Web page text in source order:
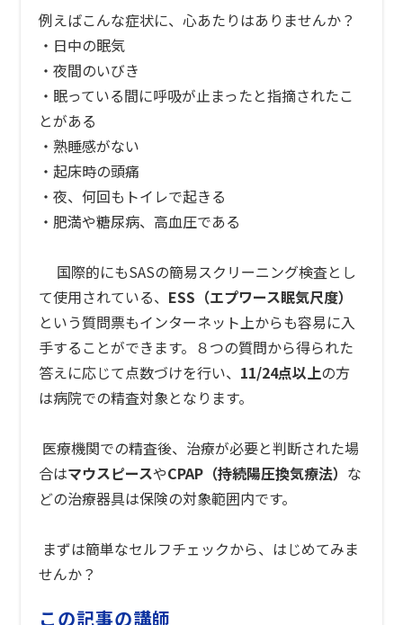
例えばこんな症状に、心あたりはありませんか？
・日中の眠気
・夜間のいびき
・眠っている間に呼吸が止まったと指摘されたこ
とがある
・熟睡感がない
・起床時の頭痛
・夜、何回もトイレで起きる
・肥満や糖尿病、高血圧である
国際的にもSASの簡易スクリーニング検査とし
て使用されている、 ESS （エプワース眠気尺度）
という質問票もインターネット上からも容易に入
手することができます。８つの質問から得られた
答えに応じて点数づけを行い、 11/24点以上の方
は病院での精査対象となります。
医療機関での精査後、治療が必要と判断された場
合はマウスピースやCPAP （持続陽圧換気療法） な
どの治療器具は保険の対象範囲内です。
まずは簡単なセルフチェックから、はじめてみま
せんか？
この記事の講師